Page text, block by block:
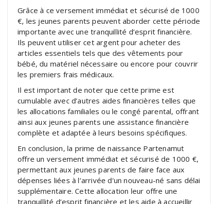
Grâce à ce versement immédiat et sécurisé de 1000
€, les jeunes parents peuvent aborder cette période
importante avec une tranquillité d’esprit financière.
Ils peuvent utiliser cet argent pour acheter des
articles essentiels tels que des vêtements pour
bébé, du matériel nécessaire ou encore pour couvrir
les premiers frais médicaux.
Il est important de noter que cette prime est
cumulable avec d’autres aides financières telles que
les allocations familiales ou le congé parental, offrant
ainsi aux jeunes parents une assistance financière
complète et adaptée à leurs besoins spécifiques.
En conclusion, la prime de naissance Partenamut
offre un versement immédiat et sécurisé de 1000 €,
permettant aux jeunes parents de faire face aux
dépenses liées à l’arrivée d’un nouveau-né sans délai
supplémentaire. Cette allocation leur offre une
tranquillité d’esprit financière et les aide à accueillir